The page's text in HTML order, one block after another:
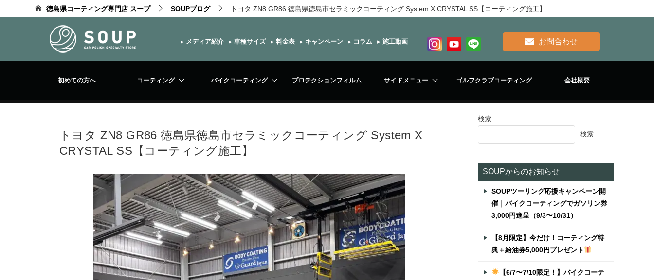
徳島県コーティング専門店 スープ SOUPブログ トヨタ ZN8 GR86 徳島県徳島市セラミックコーティング System X CRYSTAL SS【コーティング施工】
▸ メディア紹介 ▸ 車種サイズ ▸ 料金表 ▸ キャンペーン ▸ コラム ▸ 施工動画 お問合わせ
初めての方へ コーティング バイクコーティング プロテクションフィルム サイドメニュー ゴルフクラブコーティング 会社概要
トヨタ ZN8 GR86 徳島県徳島市セラミックコーティング System X
CRYSTAL SS【コーティング施工】
検索
検索
SOUPからのお知らせ
SOUPツーリング応援キャンペーン開
催｜バイクコーティングでガソリン券
3,000円進呈（9/3〜10/31）
【8月限定】今だけ！コーティング特
典＋給油券5,000円プレゼント
【6/7〜7/10限定！】バイクコーテ